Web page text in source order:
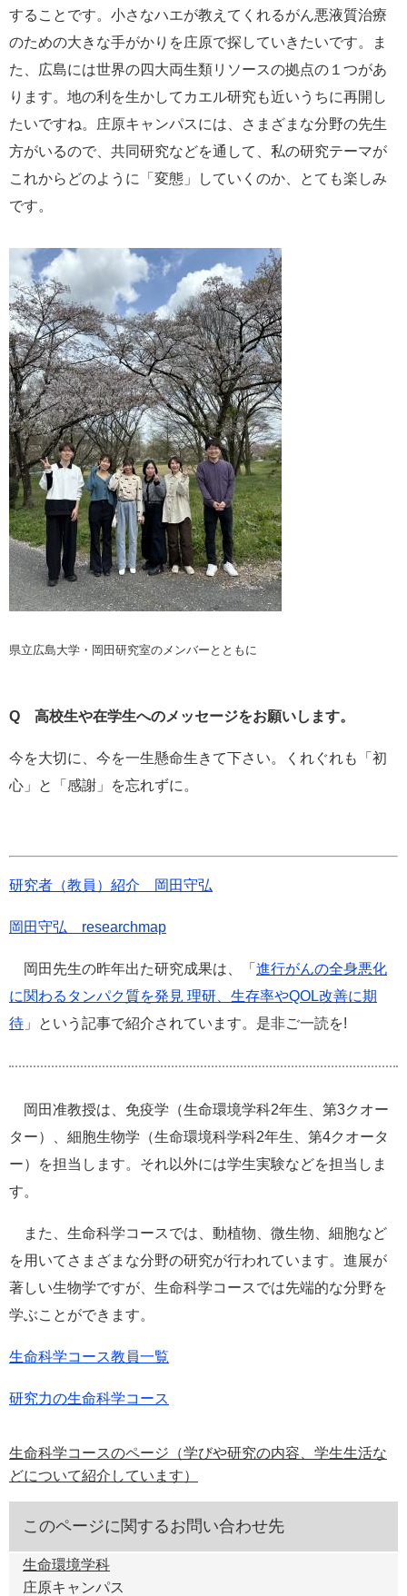
することです。小さなハエが教えてくれるがん悪液質治療
のための大きな手がかりを庄原で探していきたいです。ま
た、広島には世界の四大両生類リソースの拠点の１つがあ
ります。地の利を生かしてカエル研究も近いうちに再開し
たいですね。庄原キャンパスには、さまざまな分野の先生
方がいるので、共同研究などを通して、私の研究テーマが
これからどのように「変態」していくのか、とても楽しみ
です。
県立広島大学・岡田研究室のメンバーとともに
Q 高校生や在学生へのメッセージをお願いします。
今を大切に、今を一生懸命生きて下さい。くれぐれも「初
心」と「感謝」を忘れずに。
研究者（教員）紹介 岡田守弘
岡田守弘 researchmap
岡田先生の昨年出た研究成果は、「 進行がんの全身悪化
に関わるタンパク質を発見 理研、生存率やQOL改善に期
待 」という記事で紹介されています。是非ご一読を!
岡田准教授は、免疫学（生命環境学科2年生、第3クオー
ター）、細胞生物学（生命環境科学科2年生、第4クオータ
ー）を担当します。それ以外には学生実験などを担当しま
す。
また、生命科学コースでは、動植物、微生物、細胞など
を用いてさまざまな分野の研究が行われています。進展が
著しい生物学ですが、生命科学コースでは先端的な分野を
学ぶことができます。
生命科学コース教員一覧
研究力の生命科学コース
生命科学コースのページ（学びや研究の内容、学生生活な
どについて紹介しています）
このページに関するお問い合わせ先
生命環境学科
庄原キャンパス